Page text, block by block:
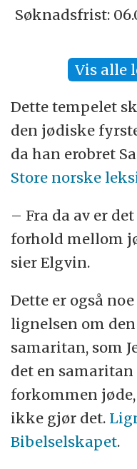
Søknadsfrist:
Vis alle
Dette tempelet
den jødiske
da han erobret
Store norske
– Fra da av er
forhold mellom
sier Elgvin.
Dette er også
lignelsen om
samaritan, som
det en
forkommen
ikke gjør det.
Bibelselskapet.